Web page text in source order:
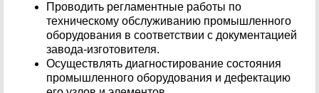
Проводить регламентные работы по
техническому обслуживанию промышленного
оборудования в соответствии с документацией
завода-изготовителя.
Осуществлять диагностирование состояния
промышленного оборудования и дефектацию